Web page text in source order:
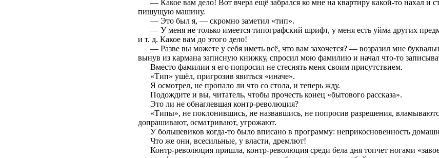
— Какое вам дело! Вот вчера ещё забрался ко мне на квартиру какой-то нахал и
пишущую машину.
— Это был я, — скромно заметил «тип».
— У меня не только имеется типографский шрифт, у меня есть уйма других
и т. д. Какое вам до этого дело!
— Разве вы можете у себя иметь всё, что вам захочется? — возразил мне
вынув из кармана записную книжку, спросил мою фамилию и начал что-то
Вместо фамилии я его попросил не стеснять меня своим присутствием.
«Тип» ушёл, пригрозив явиться «иначе».
Я осмотрел, не пропало ли что со стола, и теперь жду.
Подождите и вы, читатель, чтобы прочесть конец «бытового рассказа».
Это ли не обнаглевшая контр-революция?
«Типы», не поклонившись, не назвавшись, не попросив разрешения,
допрашивают, осматривают, угрожают.
У большевиков когда-то было вписано в программу: неприкосновенность
Что же они, всесильные, у власти, дремлют!
Контр-революция пришла, контр-революция среди бела дня топчет ногами